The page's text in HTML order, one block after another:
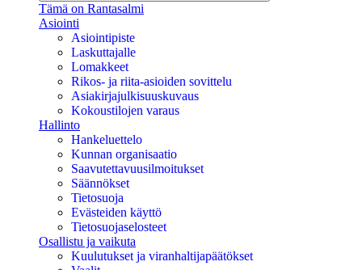
Tämä on Rantasalmi
Asiointi
Asiointipiste
Laskuttajalle
Lomakkeet
Rikos- ja riita-asioiden sovittelu
Asiakirjajulkisuuskuvaus
Kokoustilojen varaus
Hallinto
Hankeluettelo
Kunnan organisaatio
Saavutettavuusilmoitukset
Säännökset
Tietosuoja
Evästeiden käyttö
Tietosuojaselosteet
Osallistu ja vaikuta
Kuulutukset ja viranhaltijapäätökset